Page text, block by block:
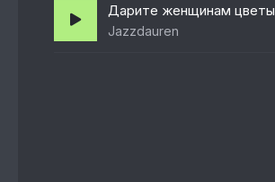
Дарите женщинам цветы
Jazzdauren